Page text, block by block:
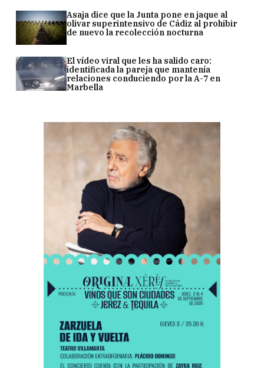
Asaja dice que la Junta pone en jaque al
olivar superintensivo de Cádiz al prohibir
de nuevo la recolección nocturna
El vídeo viral que les ha salido caro:
identificada la pareja que mantenía
relaciones conduciendo por la A-7 en
Marbella